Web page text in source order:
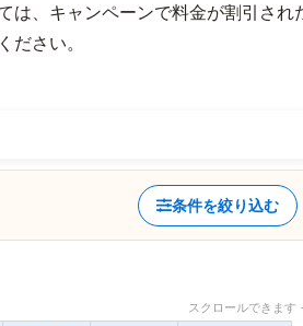
は、キャンペーンで料金が割引され
さい。
条件を絞り込む
スクロールできま